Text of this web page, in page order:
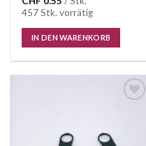
457 Stk. vorrätig
IN DEN WARENKORB